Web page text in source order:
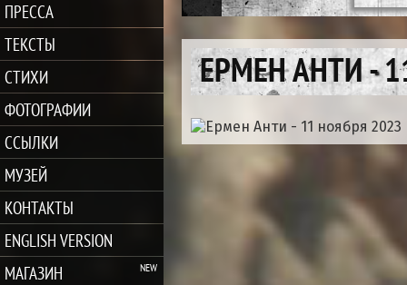
ПРЕССА
ТЕКСТЫ
СТИХИ
ФОТОГРАФИИ
ССЫЛКИ
МУЗЕЙ
КОНТАКТЫ
ENGLISH VERSION
МАГАЗИН
ЕРМЕН АНТИ -